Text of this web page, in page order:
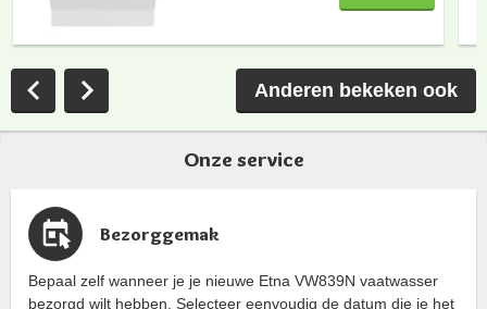
Anderen bekeken ook
Onze service
Bezorggemak
Bepaal zelf wanneer je je nieuwe Etna VW839N vaatwasser
bezorgd wilt hebben. Selecteer eenvoudig de datum die je het